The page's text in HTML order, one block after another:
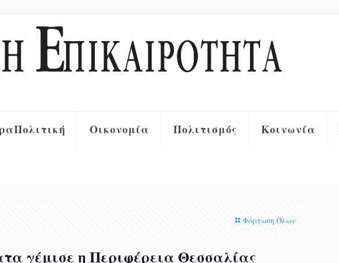
Οικονομία Πολιτισμός Κοινωνία
Φόρτωση Όλων
γέμισε η Περιφέρεια Θεσσαλίας